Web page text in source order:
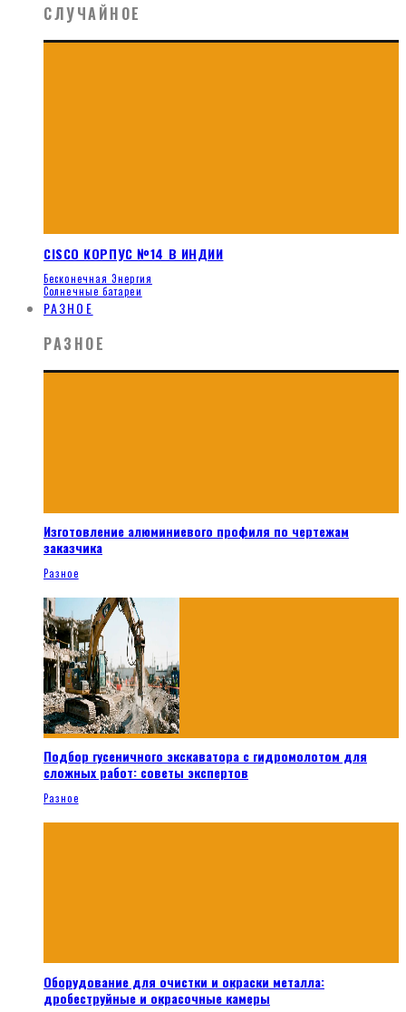
СЛУЧАЙНОЕ
CISCO КОРПУС №14 В ИНДИИ
Бесконечная Энергия
Солнечные батареи
РАЗНОЕ
РАЗНОЕ
Изготовление алюминиевого профиля по чертежам
заказчика
Разное
Подбор гусеничного экскаватора с гидромолотом для
сложных работ: советы экспертов
Разное
Оборудование для очистки и окраски металла:
дробеструйные и окрасочные камеры